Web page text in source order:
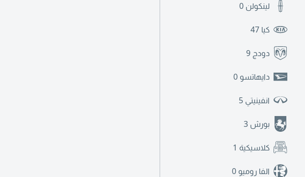
لينكولن 0
كيا 47
دودج 9
دايهاتسو 0
انفينيتي 5
بورش 3
كلاسيكية 1
الفا روميو 0